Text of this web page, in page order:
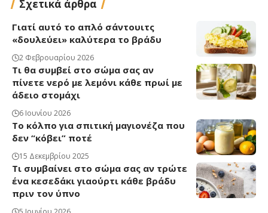
Σχετικά άρθρα
Γιατί αυτό το απλό σάντουιτς
«δουλεύει» καλύτερα το βράδυ
2 Φεβρουαρίου 2026
Τι θα συμβεί στο σώμα σας αν
πίνετε νερό με λεμόνι κάθε πρωί με
άδειο στομάχι
6 Ιουνίου 2026
Το κόλπο για σπιτική μαγιονέζα που
δεν “κόβει” ποτέ
15 Δεκεμβρίου 2025
Τι συμβαίνει στο σώμα σας αν τρώτε
ένα κεσεδάκι γιαούρτι κάθε βράδυ
πριν τον ύπνο